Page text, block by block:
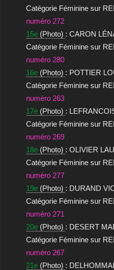
Catégorie Féminine sur
numéro 272
15e(Photo) : CARON
Catégorie Féminine sur
numéro 280
16e(Photo) : POTTIER
Catégorie Féminine sur
numéro 263
17e(Photo) :
Catégorie Féminine sur
numéro 269
18e(Photo) : OLIVIER
Catégorie Féminine sur
numéro 277
19e(Photo) : DURAND
Catégorie Féminine sur
numéro 271
20e(Photo) : DESERT
Catégorie Féminine sur
numéro 267
21e(Photo) :